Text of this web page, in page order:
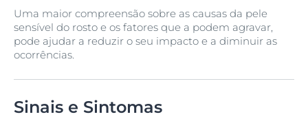
Uma maior compreensão sobre as causas da pele
sensível do rosto e os fatores que a podem agravar,
pode ajudar a reduzir o seu impacto e a diminuir as
ocorrências.
Sinais e Sintomas